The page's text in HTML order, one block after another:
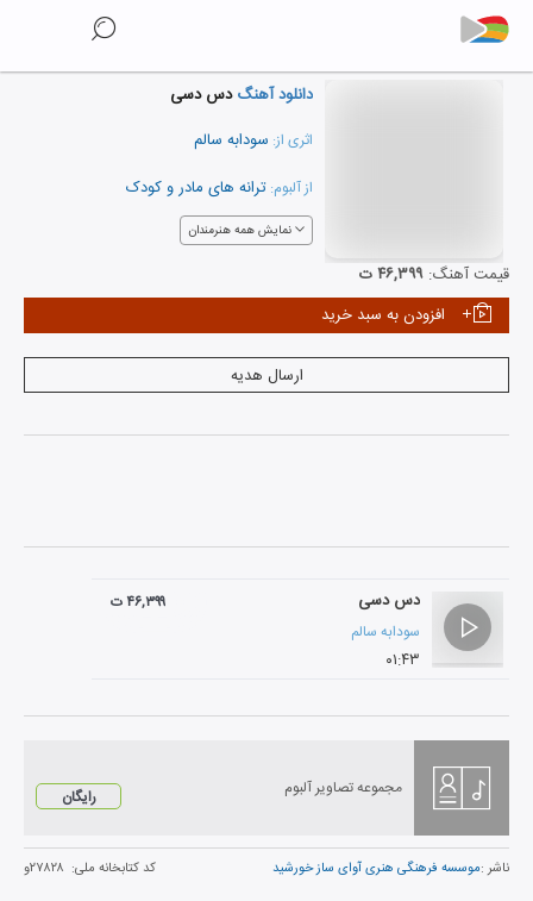
دانلود آهنگدس دسی
اثری از: سودابه سالم
از آلبوم: ترانه های مادر و کودک
نمایش همه هنرمندان
قیمت آهنگ: ۴۶,۳۹۹ ت
افزودن به سبد خرید
ارسال هدیه
دس دسی
سودابه سالم
۰۱:۴۳
۴۶,۳۹۹ ت
مجموعه تصاویر آلبوم رایگان
ناشر :موسسه فرهنگی هنری آوای ساز خورشید کد کتابخانه ملی: ۲۷۸۲۸و